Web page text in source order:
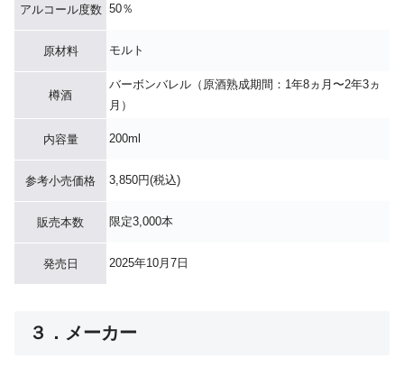
アルコール度数 50％
原材料 モルト
樽酒
バーボンバレル（原酒熟成期間：1年8ヵ月〜2年3ヵ
月）
内容量 200ml
参考小売価格 3,850円(税込)
販売本数 限定3,000本
発売日 2025年10月7日
３．メーカー